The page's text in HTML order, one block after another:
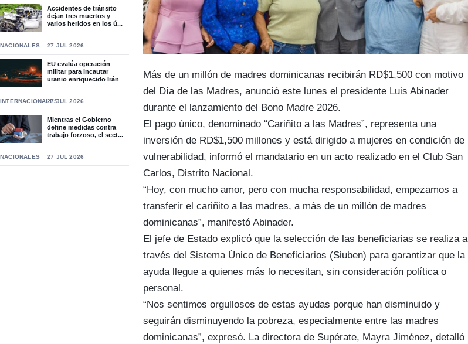
Accidentes de tránsito
dejan tres muertos y
varios heridos en los ú...
NACIONALES 27 JUL 2026
EU evalúa operación
militar para incautar
uranio enriquecido Irán
INTERNACIONALES27 JUL 2026
Mientras el Gobierno
define medidas contra
trabajo forzoso, el sect...
NACIONALES 27 JUL 2026
Más de un millón de madres dominicanas recibirán RD$1,500 con motivo
del Día de las Madres, anunció este lunes el presidente Luis Abinader
durante el lanzamiento del Bono Madre 2026.
El pago único, denominado “Cariñito a las Madres”, representa una
inversión de RD$1,500 millones y está dirigido a mujeres en condición de
vulnerabilidad, informó el mandatario en un acto realizado en el Club San
Carlos, Distrito Nacional.
“Hoy, con mucho amor, pero con mucha responsabilidad, empezamos a
transferir el cariñito a las madres, a más de un millón de madres
dominicanas”, manifestó Abinader.
El jefe de Estado explicó que la selección de las beneficiarias se realiza a
través del Sistema Único de Beneficiarios (Siuben) para garantizar que la
ayuda llegue a quienes más lo necesitan, sin consideración política o
personal.
“Nos sentimos orgullosos de estas ayudas porque han disminuido y
seguirán disminuyendo la pobreza, especialmente entre las madres
dominicanas”, expresó. La directora de Supérate, Mayra Jiménez, detalló